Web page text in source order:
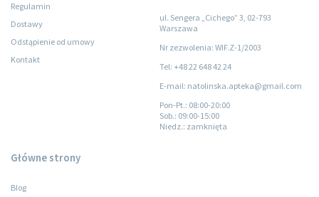
Regulamin
Dostawy
Odstąpienie od umowy
Kontakt
ul. Sengera „Cichego” 3, 02-793
Warszawa
Nr zezwolenia: WIF.Z-1/2003
Tel: +48 22 648 42 24
E-mail: natolinska.apteka@gmail.com
Pon-Pt.: 08:00-20:00
Sob.: 09:00-15:00
Niedz.: zamknięta
Główne strony
Blog